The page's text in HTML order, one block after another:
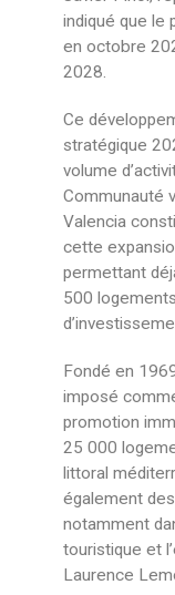
indiqué que le
en octobre
2028.
Ce
stratégique
volume
Communauté
Valencia
cette
permettant
500
Fondé en
imposé
promotion
25 000
littoral
également
notamment
touristique et
Laurence